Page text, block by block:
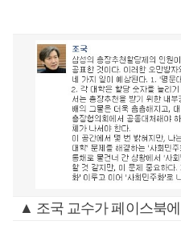
▲ 조국 교수가 페이스북